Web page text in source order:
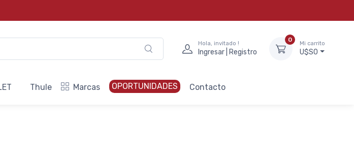
Hola, invitado !
Ingresar | Registro
0
Mi carrito
U$S0
Thule Marcas OPORTUNIDADES Contacto